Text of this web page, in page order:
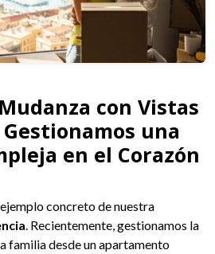
con Vistas
una
en el Corazón
concreto de nuestra
. Recientemente, gestionamos la
familia desde un apartamento